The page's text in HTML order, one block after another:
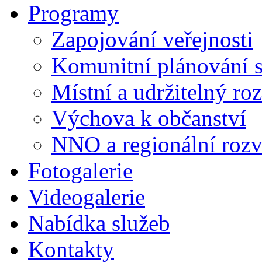
Programy
Zapojování veřejnosti
Komunitní plánování
Místní a udržitelný
Výchova k občanství
NNO a regionální
Fotogalerie
Videogalerie
Nabídka služeb
Kontakty